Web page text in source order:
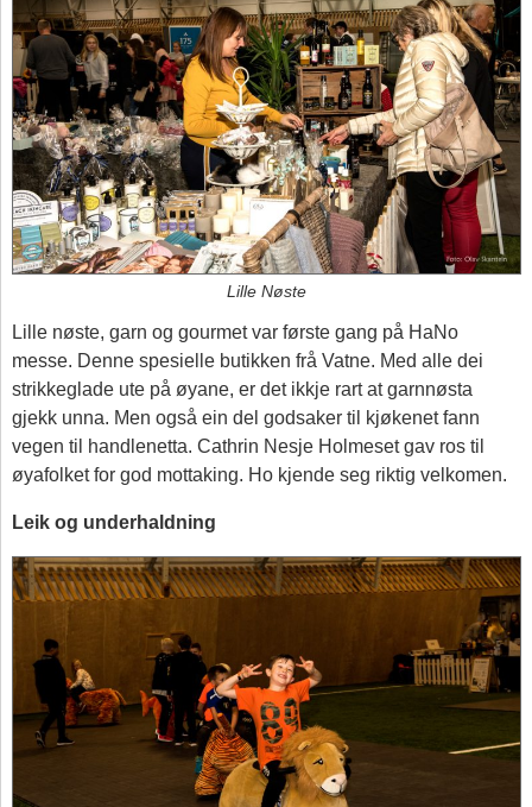
Lille Nøste
Lille nøste, garn og gourmet var første gang på HaNo
messe. Denne spesielle butikken frå Vatne. Med alle dei
strikkeglade ute på øyane, er det ikkje rart at garnnøsta
gjekk unna. Men også ein del godsaker til kjøkenet fann
vegen til handlenetta. Cathrin Nesje Holmeset gav ros til
øyafolket for god mottaking. Ho kjende seg riktig velkomen.
Leik og underhaldning